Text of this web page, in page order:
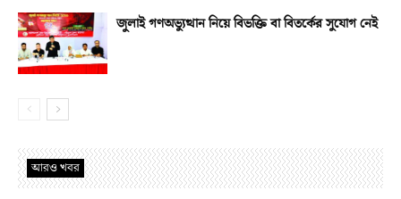
জুলাই গণঅভ্যুত্থান নিয়ে বিভক্তি বা বিতর্কের সুযোগ নেই
আরও খবর